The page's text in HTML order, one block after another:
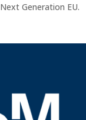
Next Generation EU.